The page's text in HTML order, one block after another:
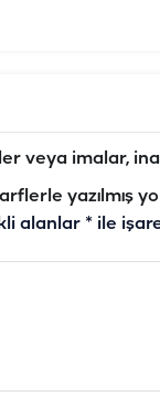
veya imalar,
yazılmış
alanlar * ile